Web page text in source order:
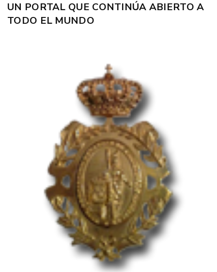
UN PORTAL QUE CONTINÚA ABIERTO A
TODO EL MUNDO